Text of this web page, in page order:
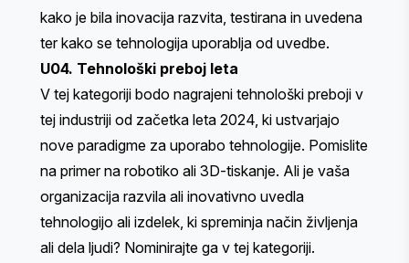
kako je bila inovacija razvita, testirana in uvedena
ter kako se tehnologija uporablja od uvedbe.
U04. Tehnološki preboj leta
V tej kategoriji bodo nagrajeni tehnološki preboji v
tej industriji od začetka leta 2024, ki ustvarjajo
nove paradigme za uporabo tehnologije. Pomislite
na primer na robotiko ali 3D-tiskanje. Ali je vaša
organizacija razvila ali inovativno uvedla
tehnologijo ali izdelek, ki spreminja način življenja
ali dela ljudi? Nominirajte ga v tej kategoriji.